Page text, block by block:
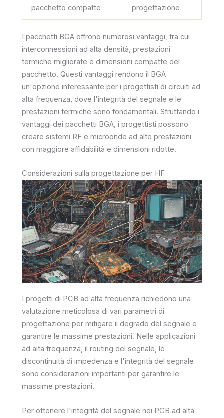
pacchetto compatte
progettazione
I pacchetti BGA offrono numerosi vantaggi, tra cui
interconnessioni ad alta densità, prestazioni
termiche migliorate e dimensioni compatte del
pacchetto. Questi vantaggi rendono il BGA
un'opzione interessante per i progettisti di circuiti ad
alta frequenza, dove l'integrità del segnale e le
prestazioni termiche sono fondamentali. Sfruttando i
vantaggi dei pacchetti BGA, i progettisti possono
creare sistemi RF e microonde ad alte prestazioni
con maggiore affidabilità e dimensioni ridotte.
Considerazioni sulla progettazione per HF
I progetti di PCB ad alta frequenza richiedono una
valutazione meticolosa di vari parametri di
progettazione per mitigare il degrado del segnale e
garantire le massime prestazioni. Nelle applicazioni
ad alta frequenza, il routing del segnale, le
discontinuità di impedenza e l'integrità del segnale
sono considerazioni importanti per garantire le
massime prestazioni.
Per ottenere l'integrità del segnale nei PCB ad alta